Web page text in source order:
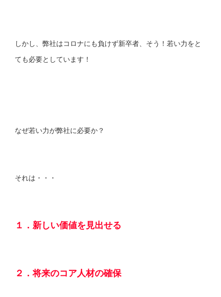
しかし、弊社はコロナにも負けず新卒者、そう！若い力をと
ても必要としています！
なぜ若い力が弊社に必要か？
それは・・・
１．新しい価値を見出せる
２．将来のコア人材の確保